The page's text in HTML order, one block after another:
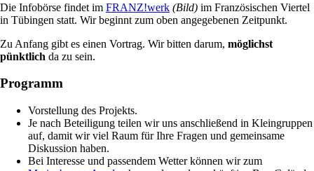
Die Infobörse findet im FRANZ!werk (Bild) im Französischen Viertel
in Tübingen statt. Wir beginnt zum oben angegebenen Zeitpunkt.
Zu Anfang gibt es einen Vortrag. Wir bitten darum, möglichst
pünktlich da zu sein.
Programm
Vorstellung des Projekts.
Je nach Beteiligung teilen wir uns anschließend in Kleingruppen
auf, damit wir viel Raum für Ihre Fragen und gemeinsame
Diskussion haben.
Bei Interesse und passendem Wetter können wir zum